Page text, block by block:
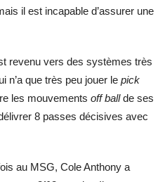
il est incapable d’assurer une
revenu vers des systèmes très
n’a que très peu jouer lepick
les mouvementsoff ballde ses
8 passes décisives avec
au MSG, Cole Anthony a